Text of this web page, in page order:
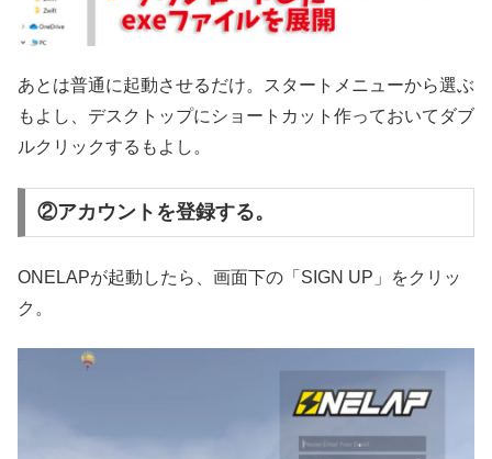
あとは普通に起動させるだけ。スタートメニューから選ぶ
もよし、デスクトップにショートカット作っておいてダブ
ルクリックするもよし。
②アカウントを登録する。
ONELAPが起動したら、画面下の「SIGN UP」をクリッ
ク。